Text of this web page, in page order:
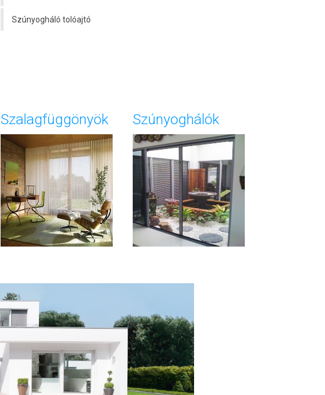
Szúnyogháló tolóajtó
Szalagfüggönyök Szúnyoghálók